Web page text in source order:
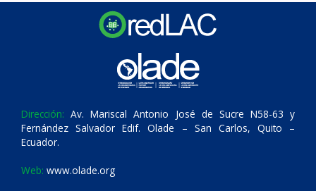
Dirección: Av. Mariscal Antonio José de Sucre N58-63 y
Fernández Salvador Edif. Olade – San Carlos, Quito –
Ecuador.
Web: www.olade.org